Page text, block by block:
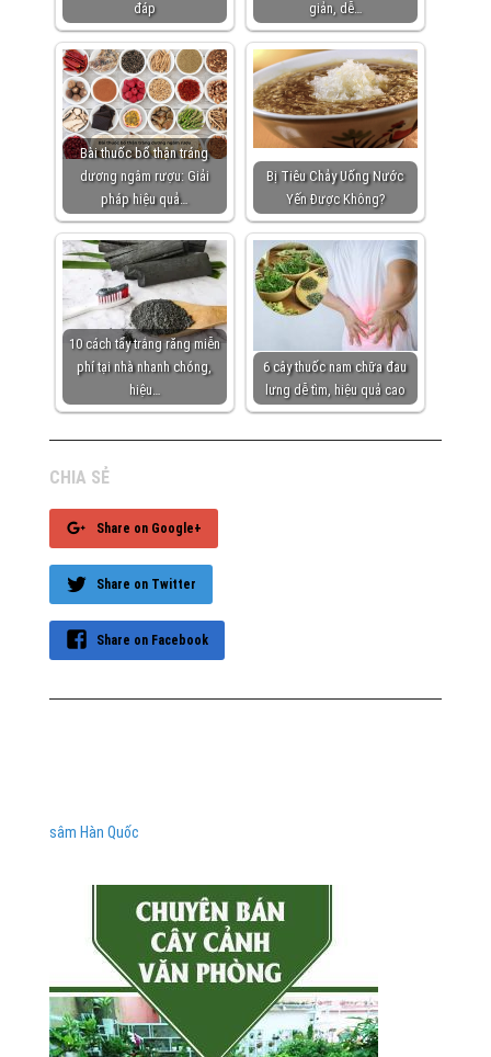
đáp
giản, dễ…
Bài thuốc bổ thận tráng
dương ngâm rượu: Giải
pháp hiệu quả…
Bị Tiêu Chảy Uống Nước
Yến Được Không?
10 cách tẩy trắng răng miễn
phí tại nhà nhanh chóng,
hiệu…
6 cây thuốc nam chữa đau
lưng dễ tìm, hiệu quả cao
CHIA SẺ
Share on Google+
Share on Twitter
Share on Facebook
sâm Hàn Quốc